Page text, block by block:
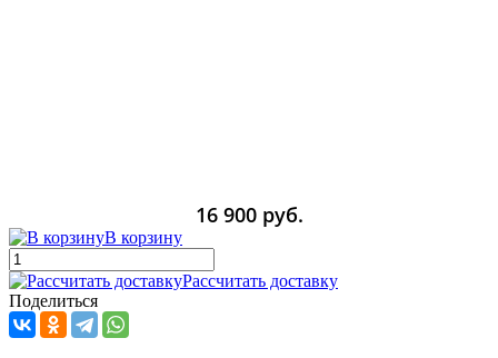
16 900 руб.
В корзину
Рассчитать доставку
Поделиться